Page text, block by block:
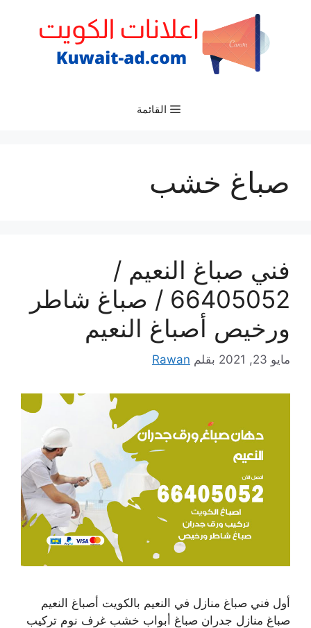
القائمة
صباغ خشب
فني صباغ النعيم /
66405052 / صباغ شاطر
ورخيص أصباغ النعيم
مايو 23, 2021 بقلم Rawan
أول فني صباغ منازل في النعيم بالكويت أصباغ النعيم
صباغ منازل جدران صباغ أبواب خشب غرف نوم تركيب